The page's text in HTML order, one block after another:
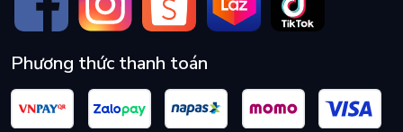
Phương thức thanh toán